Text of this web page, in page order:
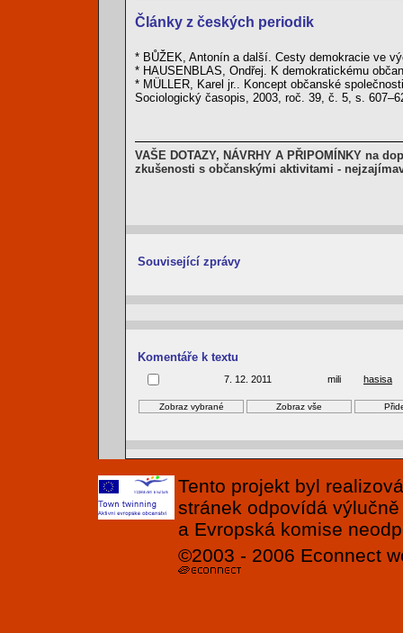
Články z českých periodik
* BŮŽEK, Antonín a další. Cesty demokracie ve
* HAUSENBLAS, Ondřej. K demokratickému
* MÜLLER, Karel jr.. Koncept občanské
Sociologický časopis, 2003, roč. 39, č. 5, s.
VAŠE DOTAZY, NÁVRHY A PŘIPOMÍNKY na
zkušenosti s občanskými aktivitami -
Související zprávy
Komentáře k textu
7. 12. 2011 mili hasisa
Tento projekt byl
stránek odpovídá
a Evropská komise
©2003 - 2006 Econnect